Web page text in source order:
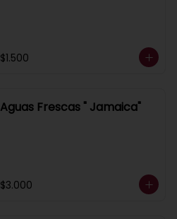
$1.500
Aguas Frescas " Jamaica"
$3.000